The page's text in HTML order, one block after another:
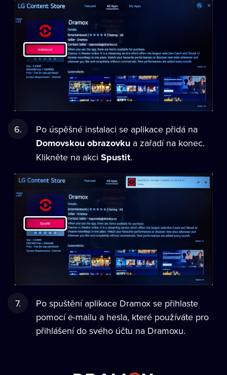
Po úspěšné instalaci se aplikace přidá na
Domovskou obrazovku a zařadí na konec.
Klikněte na akci Spustit.
Po spuštění aplikace Dramox se přihlaste
pomocí e-mailu a hesla, které používáte pro
přihlášení do svého účtu na Dramoxu.